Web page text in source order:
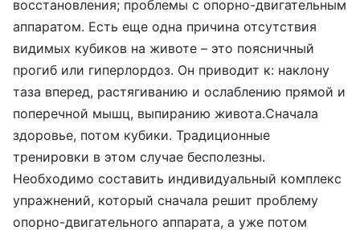
восстановления; проблемы с опорно-двигательным
аппаратом. Есть еще одна причина отсутствия
видимых кубиков на животе – это поясничный
прогиб или гиперлордоз. Он приводит к: наклону
таза вперед, растягиванию и ослаблению прямой и
поперечной мышц, выпиранию живота.Сначала
здоровье, потом кубики. Традиционные
тренировки в этом случае бесполезны.
Необходимо составить индивидуальный комплекс
упражнений, который сначала решит проблему
опорно-двигательного аппарата, а уже потом
обработку данных.
Записаться на пробное занятие